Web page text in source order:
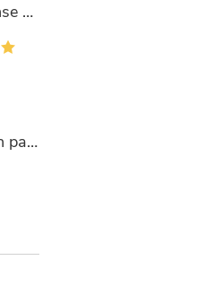
El Nabil - Musc El Quraishi Intense 15 ml parfémová voda - pro ženy - 50% esencí
El Nabil - Oud Secret 5 ml roll-on parfémový olej - unisex